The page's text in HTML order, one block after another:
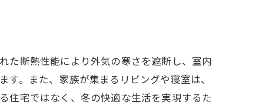
た断熱性能により外気の寒さを遮断し、室内
。また、家族が集まるリビングや寝室は、
住宅ではなく、冬の快適な生活を実現するた